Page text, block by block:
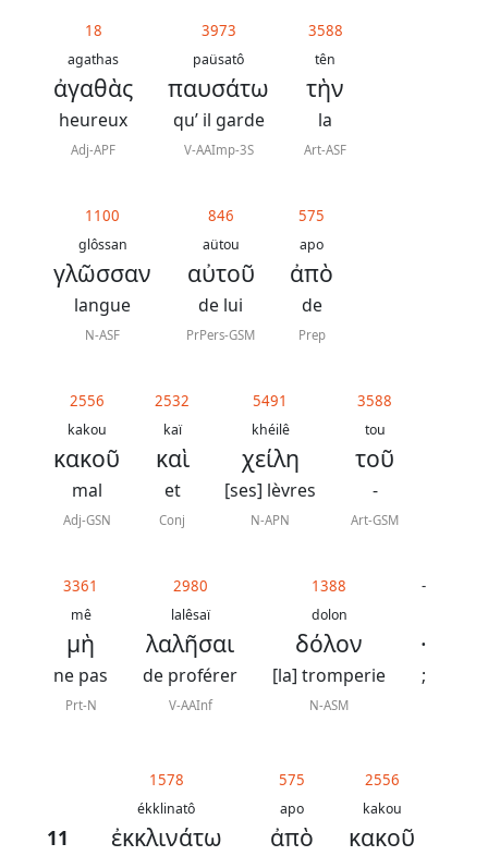
18
agathas
ἀγαθὰς
heureux
Adj-APF
3973
paüsatô
παυσάτω
qu’ il garde
V-AAImp-3S
3588
tên
τὴν
la
Art-ASF
1100
glôssan
γλῶσσαν
langue
N-ASF
846
aütou
αὐτοῦ
de lui
PrPers-GSM
575
apo
ἀπὸ
de
Prep
2556
kakou
κακοῦ
mal
Adj-GSN
2532
kaï
καὶ
et
Conj
5491
khéilê
χείλη
[ses] lèvres
N-APN
3588
tou
τοῦ
-
Art-GSM
3361
mê
μὴ
ne pas
Prt-N
2980
lalêsaï
λαλῆσαι
de proférer
V-AAInf
1388
dolon
δόλον
[la] tromperie
N-ASM
-
·
;
11
1578
ékklinatô
ἐκκλινάτω
575
apo
ἀπὸ
2556
kakou
κακοῦ